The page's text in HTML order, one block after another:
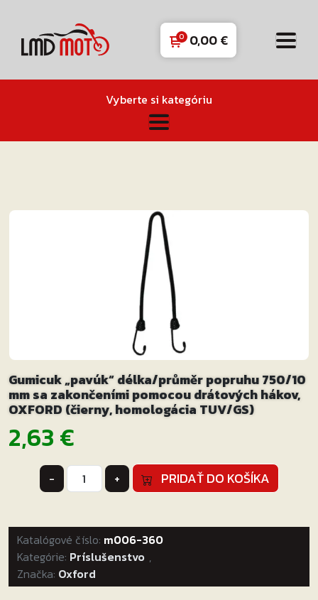
0,00€
Vyberte si kategóriu
Gumicuk „pavúk“ délka/průměr popruhu 750/10
mm sa zakončeními pomocou drátových hákov,
OXFORD (čierny, homologácia TUV/GS)
2,63€
-
množstvo
Gumicuk
délka/průměr
popruhu
750/10
mm
sa
+ PRIDAŤ DO KOŠÍKA
Katalógové číslo: m006-360
Kategórie: Príslušenstvo ,
Značka: Oxford